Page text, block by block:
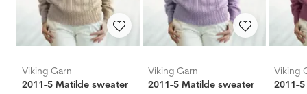
Viking Garn
2011-5 Matilde sweater
Viking Garn
2011-5 Matilde sweater
Viking
2011-